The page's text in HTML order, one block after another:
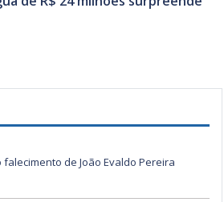
falecimento de João Evaldo Pereira